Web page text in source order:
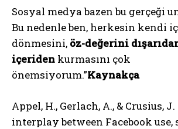
Sosyal medya bazen bu gerçeği
Bu nedenle ben, herkesin kendi
dönmesini, öz-değerini
içeriden kurmasını çok
önemsiyorum.”Kaynakça
Appel, H., Gerlach, A., & Crusius,
interplay between Facebook use,